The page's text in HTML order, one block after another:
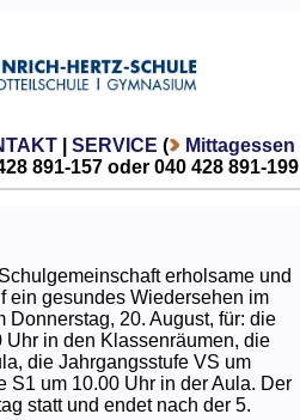
| SERVICE ( Mittagessen
891-157 oder 040 428 891-199
erholsame und
ein gesundes Wiedersehen im
20. August, für: die
Uhr in den Klassenräumen, die
die Jahrgangsstufe VS um
S1 um 10.00 Uhr in der Aula. Der
statt und endet nach der 5.